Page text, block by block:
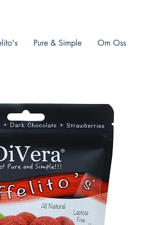
Pure & Simple Om Oss